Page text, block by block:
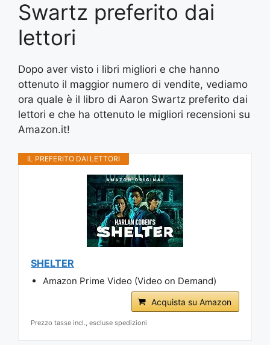
Swartz preferito dai
lettori
Dopo aver visto i libri migliori e che hanno
ottenuto il maggior numero di vendite, vediamo
ora quale è il libro di Aaron Swartz preferito dai
lettori e che ha ottenuto le migliori recensioni su
Amazon.it!
IL PREFERITO DAI LETTORI
SHELTER
Amazon Prime Video (Video on Demand)
Acquista su Amazon
Prezzo tasse incl., escluse spedizioni